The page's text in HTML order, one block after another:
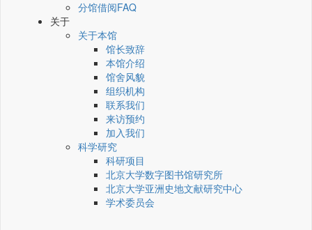
分馆借阅FAQ
关于
关于本馆
馆长致辞
本馆介绍
馆舍风貌
组织机构
联系我们
来访预约
加入我们
科学研究
科研项目
北京大学数字图书馆研究所
北京大学亚洲史地文献研究中心
学术委员会